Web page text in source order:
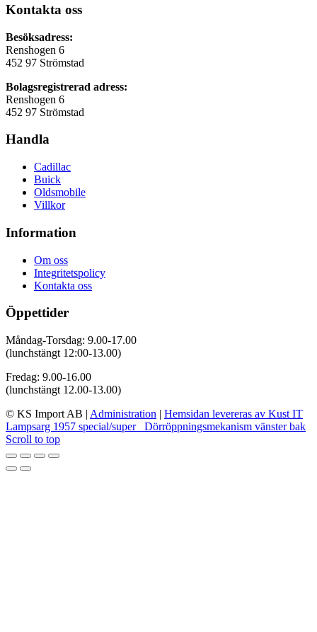
Kontakta oss
Besöksadress:
Renshogen 6
452 97 Strömstad
Bolagsregistrerad adress:
Renshogen 6
452 97 Strömstad
Handla
Cadillac
Buick
Oldsmobile
Villkor
Information
Om oss
Integritetspolicy
Kontakta oss
Öppettider
Måndag-Torsdag: 9.00-17.00
(lunchstängt 12:00-13.00)
Fredag: 9.00-16.00
(lunchstängt 12.00-13.00)
© KS Import AB | Administration | Hemsidan levereras av Kust IT
Lampsarg 1957 special/super
Dörröppningsmekanism vänster bak
Scroll to top